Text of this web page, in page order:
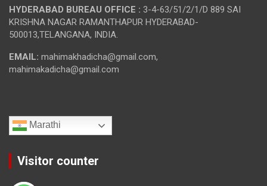
HYDERABAD BUREAU OFFICE : 3-4-63/51/2/1/D 889 SAI
KRISHNA NAGAR RAMANTHAPUR HYDERABAD-
500013,TELANGANA, INDIA.
EMAIL: mahimakhadicha@gmail.com,
mahimakadicha@gmail.com
Marathi
Visitor counter